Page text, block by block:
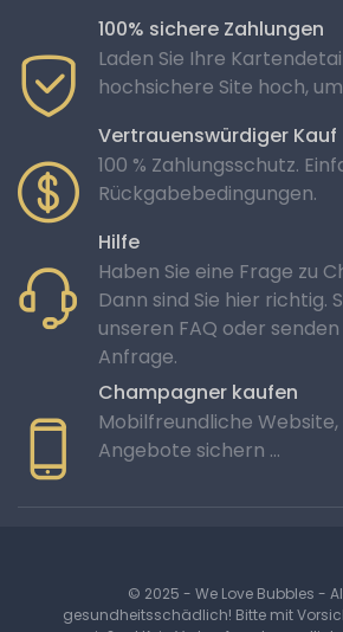
100% sichere Zahlungen
Laden Sie Ihre
hochsichere Site hoch, um
Vertrauenswürdiger Kauf
100 % Zahlungsschutz.
Rückgabebedingungen.
Hilfe
Haben Sie eine Frage zu
Dann sind Sie hier richtig.
unseren FAQ oder senden
Anfrage.
Champagner kaufen
Mobilfreundliche
Angebote sichern …
© 2025 - We Love Bubbles -
gesundheitsschädlich! Bitte mit